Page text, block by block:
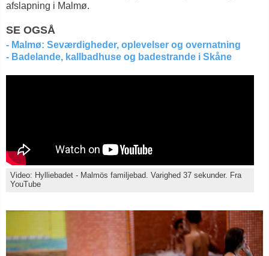
afslapning i Malmø.
SE OGSÅ
- Malmø: Seværdigheder, oplevelser og overnatning
- Badelande, kallbadhuse og badestrande i Skåne
Video: Hylliebadet - Malmös familjebad. Varighed 37 sekunder. Fra
YouTube